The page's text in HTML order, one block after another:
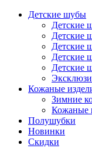
Детские шубы
Детские
Детские
Детские
Детские
Детские
Кожаные
Зимние
Кожаные
Полушубки
Новинки
Скидки